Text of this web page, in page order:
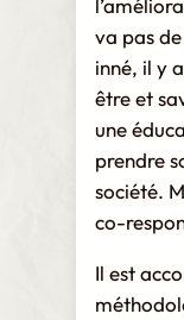
va pas
inné, il y
être et
une
prendre
société.
co-
Il est